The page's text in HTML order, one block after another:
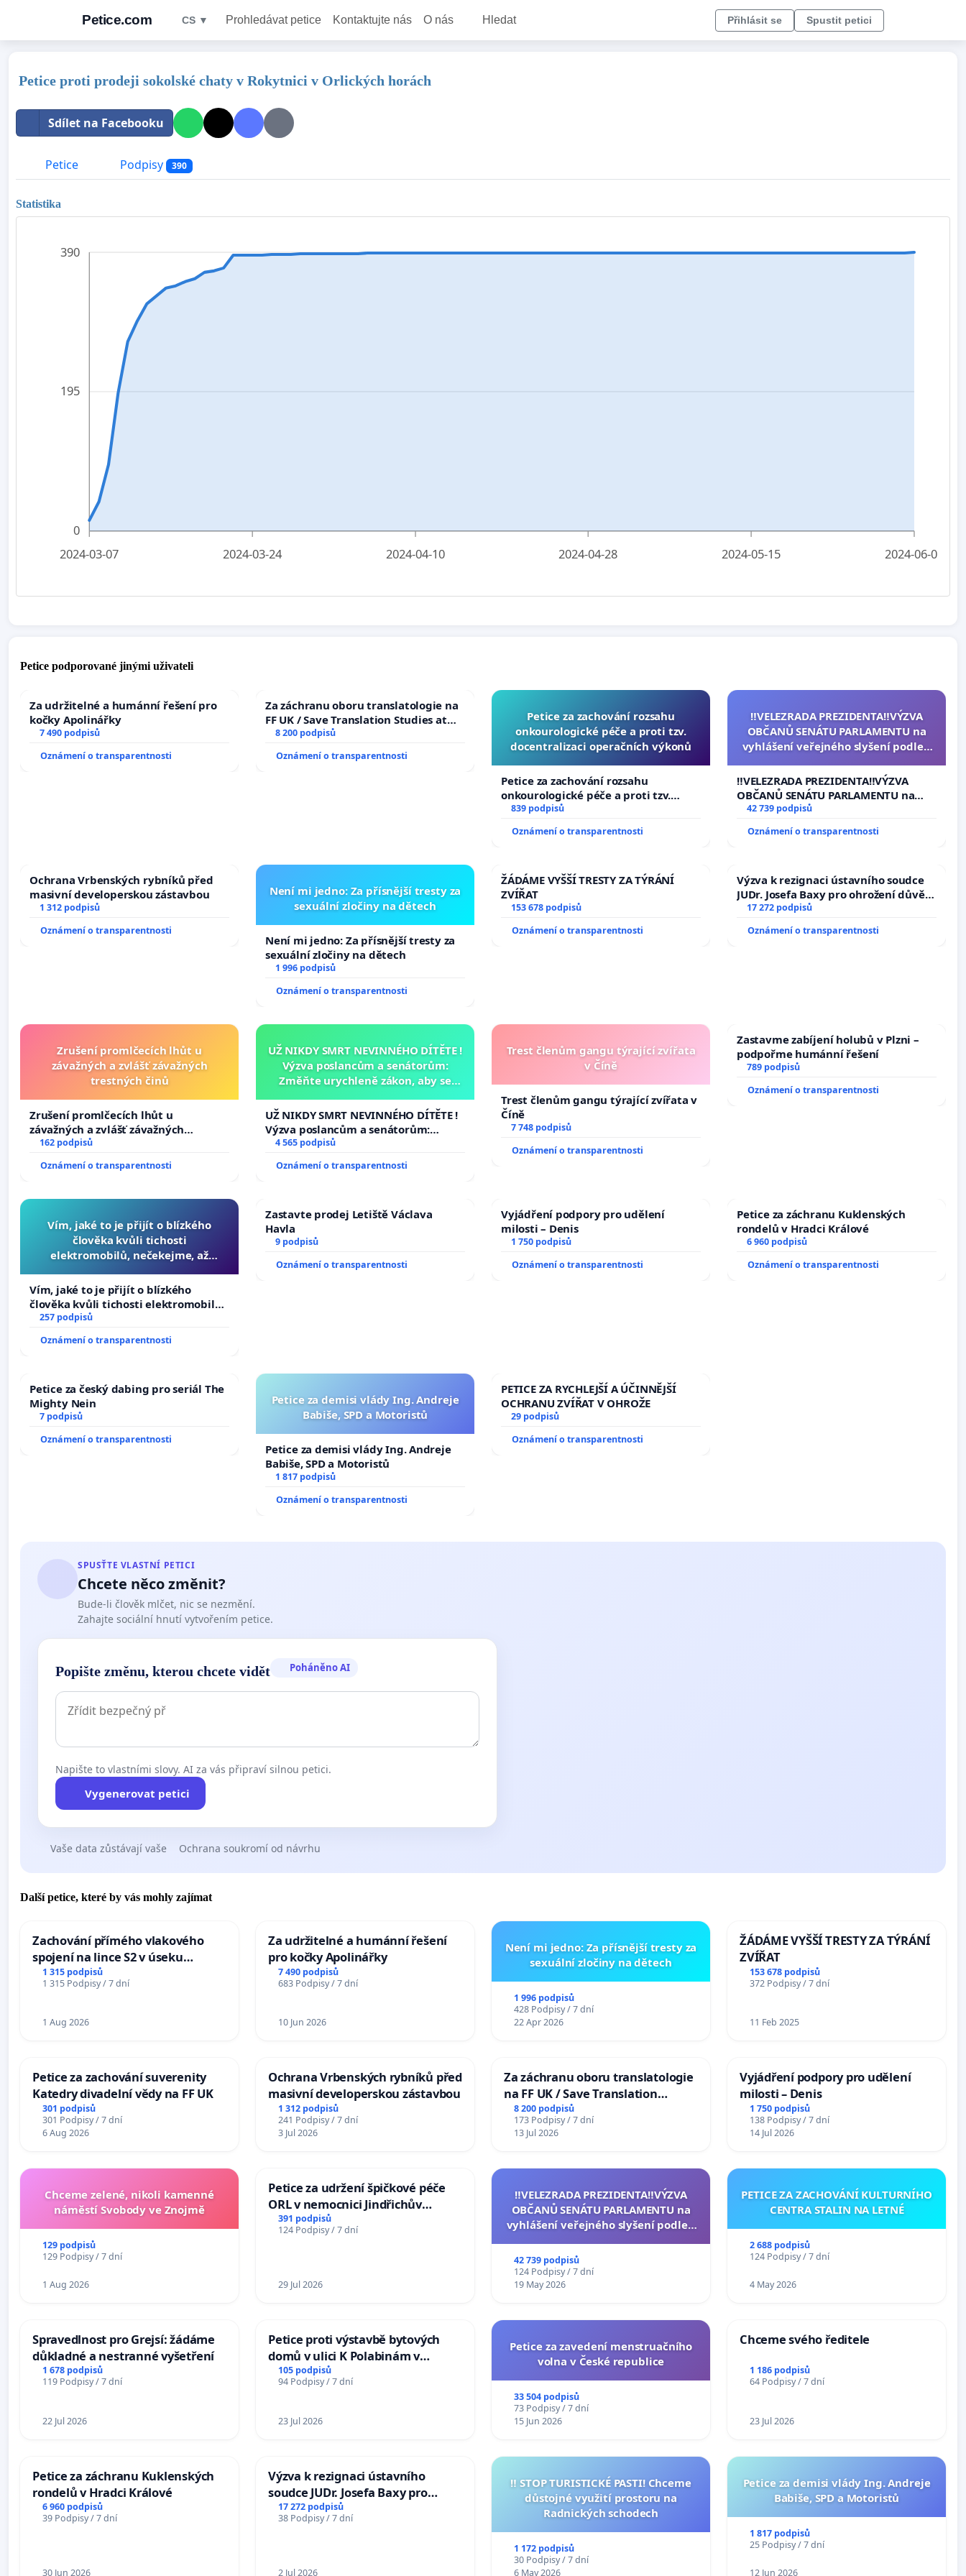
Petice.com CS ▼ Prohledávat petice Kontaktujte nás O nás Hledat Přihlásit se Spustit petici
Petice proti prodeji sokolské chaty v Rokytnici v Orlických horách
Sdílet na Facebooku
Petice Podpisy 390
Statistika
0
195
390
2024-03-07 2024-03-24 2024-04-10 2024-04-28 2024-05-15 2024-06-01
Petice podporované jinými uživateli
Za udržitelné a humánní řešení pro
kočky Apolinářky
7 490 podpisů
Oznámení o transparentnosti
Za záchranu oboru translatologie na
FF UK / Save Translation Studies at
the Faculty of Arts, Charles
University
8 200 podpisů
Oznámení o transparentnosti
Petice za zachování rozsahu
onkourologické péče a proti tzv.
docentralizaci operačních výkonů
Petice za zachování rozsahu
onkourologické péče a proti tzv.
docentralizaci operačních výkonů
839 podpisů
Oznámení o transparentnosti
‼️VELEZRADA PREZIDENTA‼️VÝZVA
OBČANŮ SENÁTU PARLAMENTU na
vyhlášení veřejného slyšení podle §
na přijetí usnesení k podání ústavní
žaloby na prezidenta republiky
‼️VELEZRADA PREZIDENTA‼️VÝZVA
OBČANŮ SENÁTU PARLAMENTU na
vyhlášení veřejného slyšení podle §
144 jednacího řádu Senátu k návrhu
na přijetí usnesení k podání ústavní
42 739 podpisů
Oznámení o transparentnosti
Ochrana Vrbenských rybníků před
masivní developerskou zástavbou
1 312 podpisů
Oznámení o transparentnosti
Není mi jedno: Za přísnější tresty za
sexuální zločiny na dětech
Není mi jedno: Za přísnější tresty za
sexuální zločiny na dětech
1 996 podpisů
Oznámení o transparentnosti
ŽÁDÁME VYŠŠÍ TRESTY ZA TÝRÁNÍ
ZVÍŘAT
153 678 podpisů
Oznámení o transparentnosti
Výzva k rezignaci ústavního soudce
JUDr. Josefa Baxy pro ohrožení důvěry
ve spravedlivý proces
17 272 podpisů
Oznámení o transparentnosti
Zrušení promlčecích lhůt u
závažných a zvlášť závažných
trestných činů
Zrušení promlčecích lhůt u
závažných a zvlášť závažných
trestných činů
162 podpisů
Oznámení o transparentnosti
UŽ NIKDY SMRT NEVINNÉHO DÍTĚTE !
Výzva poslancům a senátorům:
Změňte urychleně zákon, aby se
opakovat!
UŽ NIKDY SMRT NEVINNÉHO DÍTĚTE !
Výzva poslancům a senátorům:
Změňte urychleně zákon, aby se
tragédie malé Viktorky už nemohla
opakovat!
4 565 podpisů
Oznámení o transparentnosti
Trest členům gangu týrající zvířata
v Číně
Trest členům gangu týrající zvířata v
Číně
7 748 podpisů
Oznámení o transparentnosti
Zastavme zabíjení holubů v Plzni –
podpořme humánní řešení
789 podpisů
Oznámení o transparentnosti
Vím, jaké to je přijít o blízkého
člověka kvůli tichosti
elektromobilů, nečekejme, až
auta!
Vím, jaké to je přijít o blízkého
člověka kvůli tichosti elektromobilů,
nečekejme, až přibydou další,
zaveďme slyšitelná auta!
257 podpisů
Oznámení o transparentnosti
Zastavte prodej Letiště Václava
Havla
9 podpisů
Oznámení o transparentnosti
Vyjádření podpory pro udělení
milosti – Denis
1 750 podpisů
Oznámení o transparentnosti
Petice za záchranu Kuklenských
rondelů v Hradci Králové
6 960 podpisů
Oznámení o transparentnosti
Petice za český dabing pro seriál The
Mighty Nein
7 podpisů
Oznámení o transparentnosti
Petice za demisi vlády Ing. Andreje
Babiše, SPD a Motoristů
Petice za demisi vlády Ing. Andreje
Babiše, SPD a Motoristů
1 817 podpisů
Oznámení o transparentnosti
PETICE ZA RYCHLEJŠÍ A ÚČINNĚJŠÍ
OCHRANU ZVÍŘAT V OHROŽE
29 podpisů
Oznámení o transparentnosti
SPUSŤTE VLASTNÍ PETICI
Chcete něco změnit?
Bude-li člověk mlčet, nic se nezmění.
Zahajte sociální hnutí vytvořením petice.
Popište změnu, kterou chcete vidět Poháněno AI
Napište to vlastními slovy. AI za vás připraví silnou petici.
Vygenerovat petici
Vaše data zůstávají vaše Ochrana soukromí od návrhu
Další petice, které by vás mohly zajímat
Zachování přímého vlakového
spojení na lince S2 v úseku
Ostrava – Bohumín – Karviná –
Mosty u Jablunkova
1 315 podpisů
1 315 Podpisy / 7 dní
1 Aug 2026
Za udržitelné a humánní řešení
pro kočky Apolinářky
7 490 podpisů
683 Podpisy / 7 dní
10 Jun 2026
Není mi jedno: Za přísnější tresty za
sexuální zločiny na dětech
1 996 podpisů
428 Podpisy / 7 dní
22 Apr 2026
ŽÁDÁME VYŠŠÍ TRESTY ZA TÝRÁNÍ
ZVÍŘAT
153 678 podpisů
372 Podpisy / 7 dní
11 Feb 2025
Petice za zachování suverenity
Katedry divadelní vědy na FF UK
301 podpisů
301 Podpisy / 7 dní
6 Aug 2026
Ochrana Vrbenských rybníků před
masivní developerskou zástavbou
1 312 podpisů
241 Podpisy / 7 dní
3 Jul 2026
Za záchranu oboru translatologie
na FF UK / Save Translation
Studies at the Faculty of Arts,
Charles University
8 200 podpisů
173 Podpisy / 7 dní
13 Jul 2026
Vyjádření podpory pro udělení
milosti – Denis
1 750 podpisů
138 Podpisy / 7 dní
14 Jul 2026
Chceme zelené, nikoli kamenné
náměstí Svobody ve Znojmě
129 podpisů
129 Podpisy / 7 dní
1 Aug 2026
Petice za udržení špičkové péče
ORL v nemocnici Jindřichův
Hradec
391 podpisů
124 Podpisy / 7 dní
29 Jul 2026
‼️VELEZRADA PREZIDENTA‼️VÝZVA
OBČANŮ SENÁTU PARLAMENTU na
vyhlášení veřejného slyšení podle §
na přijetí usnesení k podání ústavní
žaloby na prezidenta republiky
42 739 podpisů
124 Podpisy / 7 dní
19 May 2026
PETICE ZA ZACHOVÁNÍ KULTURNÍHO
CENTRA STALIN NA LETNÉ
2 688 podpisů
124 Podpisy / 7 dní
4 May 2026
Spravedlnost pro Grejsí: žádáme
důkladné a nestranné vyšetření
1 678 podpisů
119 Podpisy / 7 dní
22 Jul 2026
Petice proti výstavbě bytových
domů v ulici K Polabinám v
Pardubicích
105 podpisů
94 Podpisy / 7 dní
23 Jul 2026
Petice za zavedení menstruačního
volna v České republice
33 504 podpisů
73 Podpisy / 7 dní
15 Jun 2026
Chceme svého ředitele
1 186 podpisů
64 Podpisy / 7 dní
23 Jul 2026
Petice za záchranu Kuklenských
rondelů v Hradci Králové
6 960 podpisů
39 Podpisy / 7 dní
30 Jun 2026
Výzva k rezignaci ústavního
soudce JUDr. Josefa Baxy pro
ohrožení důvěry ve spravedlivý
proces
17 272 podpisů
38 Podpisy / 7 dní
2 Jul 2026
‼️ STOP TURISTICKÉ PASTI! Chceme
důstojné využití prostoru na
Radnických schodech
1 172 podpisů
30 Podpisy / 7 dní
6 May 2026
Petice za demisi vlády Ing. Andreje
Babiše, SPD a Motoristů
1 817 podpisů
25 Podpisy / 7 dní
12 Jun 2026